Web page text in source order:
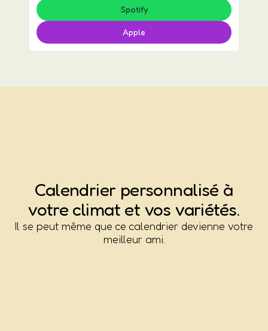
Spotify
Apple
Calendrier personnalisé à
votre climat et vos variétés.
Il se peut même que ce calendrier devienne votre
meilleur ami.